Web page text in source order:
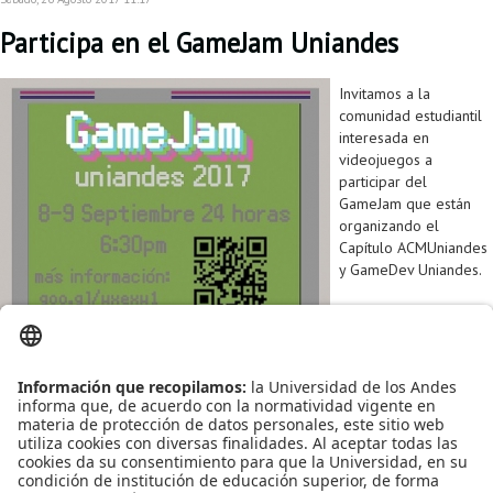
Participa en el GameJam Uniandes
Invitamos a la
comunidad estudiantil
interesada en
videojuegos a
participar del
GameJam que están
organizando el
Capítulo ACMUniandes
y GameDev Uniandes.
Reingreso
Reintegro
Retiro voluntario
Transferencia
Grado